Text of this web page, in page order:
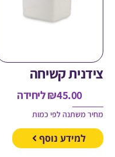
קשיחה
₪ליחידה
לפי כמות
נוסף